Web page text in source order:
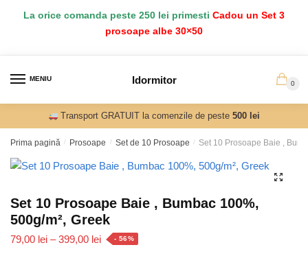
La orice comanda peste 250 lei primesti Cadou un Set 3
prosoape albe 30×50
MENIU Idormitor 0
Transport GRATUIT la comenzile de peste500 lei
Prima pagină / Prosoape / Set de 10 Prosoape / Set 10 Prosoape Baie ,
Set 10 Prosoape Baie , Bumbac 100%,
500g/m², Greek
79,00 lei – 399,00 leiInterval
- 56%